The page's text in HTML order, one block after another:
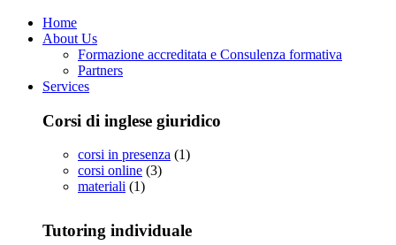
Home
About Us
Formazione accreditata e Consulenza formativa
Partners
Services
Corsi di inglese giuridico
corsi in presenza (1)
corsi online (3)
materiali (1)
Tutoring individuale